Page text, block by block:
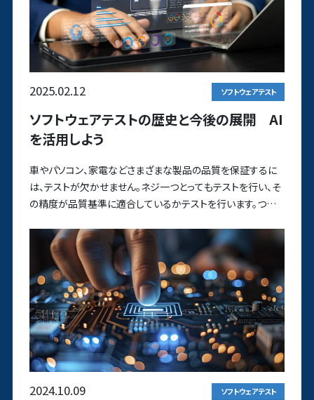
2025.02.12 ソフトウェアテスト
ソフトウェアテストの歴史と今後の展開 AI
を活用しよう
車やパソコン、家電などさまざまな製品の品質を保証するに
は、テストが欠かせません。ネジ一つとってもテストを行い、そ
の精度が品質基準に適合しているかテストを行います。つま
2024.10.09 ソフトウェアテスト